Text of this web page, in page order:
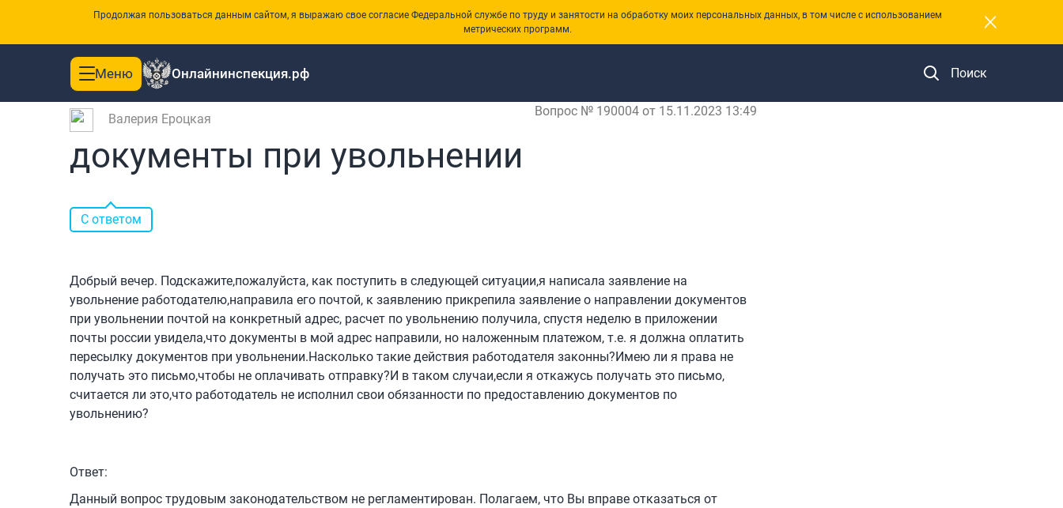
Продолжая пользоваться данным сайтом, я выражаю свое согласие Федеральной службе по труду и занятости на обработку моих персональных данных, в том числе с использованием
метрических программ.
×
Toggle
navigation
Меню Онлайнинспекция.рф Поиск
Главная |Вопросы и ответы
Вопрос № 190004 от 15.11.2023 13:49
Валерия Ероцкая
документы при увольнении
С ответом
Добрый вечер. Подскажите,пожалуйста, как поступить в следующей ситуации,я написала заявление на
увольнение работодателю,направила его почтой, к заявлению прикрепила заявление о направлении документов
при увольнении почтой на конкретный адрес, расчет по увольнению получила, спустя неделю в приложении
почты россии увидела,что документы в мой адрес направили, но наложенным платежом, т.е. я должна оплатить
пересылку документов при увольнении.Насколько такие действия работодателя законны?Имею ли я права не
получать это письмо,чтобы не оплачивать отправку?И в таком случаи,если я откажусь получать это письмо,
считается ли это,что работодатель не исполнил свои обязанности по предоставлению документов по
увольнению?
Ответ:
Данный вопрос трудовым законодательством не регламентирован. Полагаем, что Вы вправе отказаться от